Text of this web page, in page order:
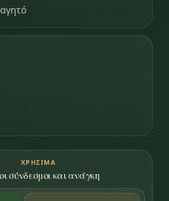
ΧΡΉΣΙΜΑ
σύνδεσμοι και ανάγκη